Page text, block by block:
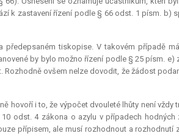
k zastavení řízení podle § 66 odst. 1 písm. b)
tiskopise. V takovém případě
by bylo možno řízení podle § 25 písm. e)
ovšem nelze dovodit, že žádost
hovoří i to, že výpočet dvouleté lhůty není vždy
odst. 4 zákona o azylu v případech hodných
přípisem, ale musí rozhodnout a rozhodnutí